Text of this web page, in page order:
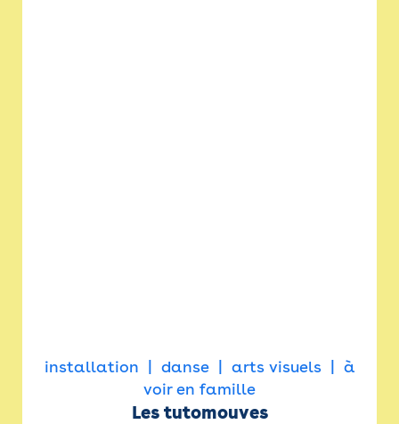
installation danse arts visuels
à
voir en famille
Les tutomouves